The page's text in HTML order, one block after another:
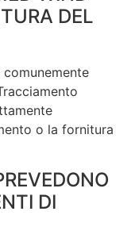
DEL
o la fornitura
DI